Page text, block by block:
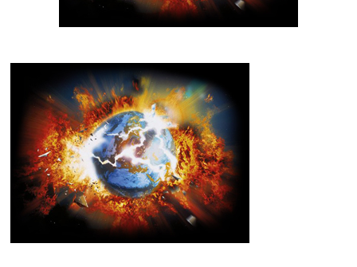
2